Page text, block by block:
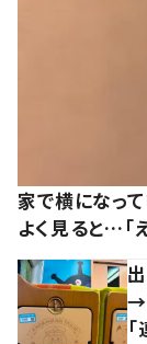
家で横になっ
よく見ると…「